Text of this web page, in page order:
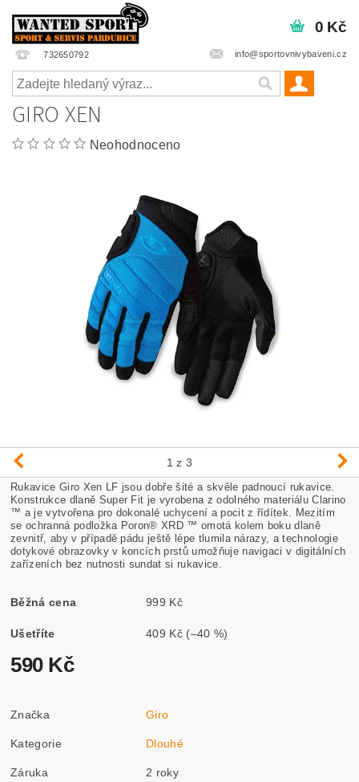
732650792 info@sportovnivybaveni.cz
0 Kč
GIRO XEN
Neohodnoceno
1 z 3
Rukavice Giro Xen LF jsou dobře šité a skvěle padnoucí rukavice.
Konstrukce dlaně Super Fit je vyrobena z odolného materiálu Clarino
™ a je vytvořena pro dokonalé uchycení a pocit z řídítek. Mezitím
se ochranná podložka Poron® XRD ™ omotá kolem boku dlaně
zevnitř, aby v případě pádu ještě lépe tlumila nárazy, a technologie
dotykové obrazovky v koncích prstů umožňuje navigaci v digitálních
zařízeních bez nutnosti sundat si rukavice.
Běžná cena 999 Kč
Ušetříte 409 Kč (–40 %)
590 Kč
Značka Giro
Kategorie Dlouhé
Záruka 2 roky